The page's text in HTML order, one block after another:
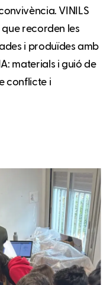
VINILS
que recorden les
i produïdes amb
materials i guió de
conflicte i